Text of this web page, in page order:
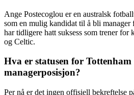
Ange Postecoglou er en australsk
som en mulig kandidat til å bli manager
har tidligere hatt suksess som trener for
og Celtic.
Hva er statusen for
managerposisjon?
Per nå er det ingen offisiell bekreftelse